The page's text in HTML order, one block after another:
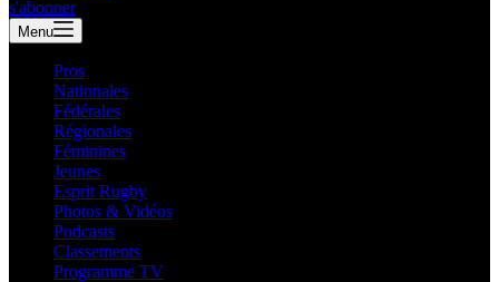
s'abonner
Menu
Pros
Nationales
Fédérales
Régionales
Féminines
Jeunes
Esprit Rugby
Photos & Vidéos
Podcasts
Classements
Programme TV